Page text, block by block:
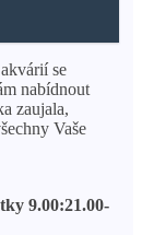
se
nabídnout
zaujala,
Vaše
9.00:21.00-